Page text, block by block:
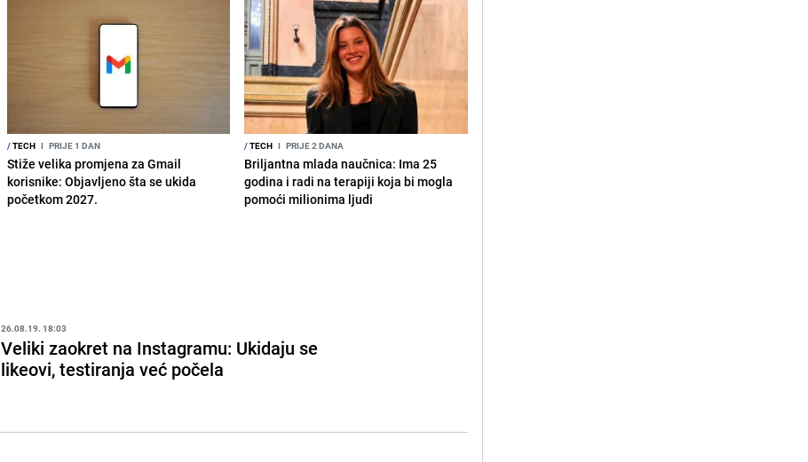
/TECH I PRIJE 1 DAN
Stiže velika promjena za Gmail
korisnike: Objavljeno šta se ukida
početkom 2027.
/TECH I PRIJE 2 DANA
Briljantna mlada naučnica: Ima 25
godina i radi na terapiji koja bi mogla
pomoći milionima ljudi
26.08.19. 18:03
Veliki zaokret na Instagramu: Ukidaju se
likeovi, testiranja već počela